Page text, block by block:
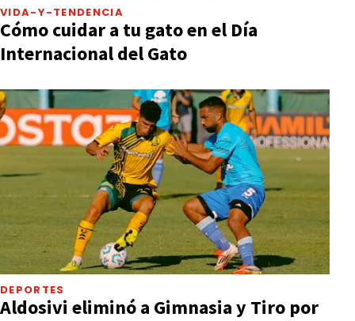
VIDA-Y-TENDENCIA
Cómo cuidar a tu gato en el Día
Internacional del Gato
DEPORTES
Aldosivi eliminó a Gimnasia y Tiro por